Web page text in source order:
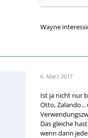
Wayne
6. März 2017
Ist ja nicht nur
Otto,
Das gleiche
wenn dann